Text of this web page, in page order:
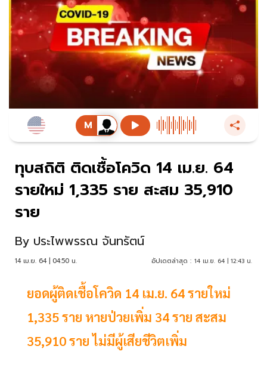
ทุบสถิติ ติดเชื้อโควิด 14 เม.ย. 64
รายใหม่ 1,335 ราย สะสม 35,910
ราย
By ประไพพรรณ จันทรัตน์
14 เม.ย. 64 | 04:50 น. อัปเดตล่าสุด : 14 เม.ย. 64 | 12:43 น.
ยอดผู้ติดเชื้อโควิด 14 เม.ย. 64 รายใหม่
1,335 ราย หายป่วยเพิ่ม 34 ราย สะสม
35,910 ราย ไม่มีผู้เสียชีวิตเพิ่ม